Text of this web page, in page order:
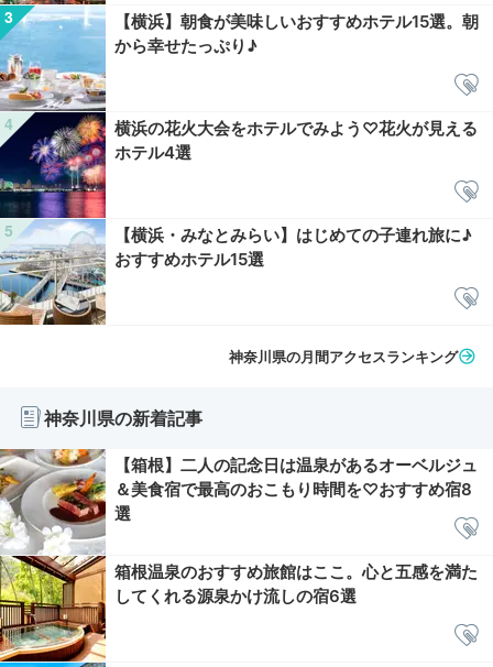
【横浜】朝食が美味しいおすすめホテル15選。朝
から幸せたっぷり♪
横浜の花火大会をホテルでみよう♡花火が見える
ホテル4選
【横浜・みなとみらい】はじめての子連れ旅に♪
おすすめホテル15選
神奈川県の月間アクセスランキング
神奈川県の新着記事
【箱根】二人の記念日は温泉があるオーベルジュ
＆美食宿で最高のおこもり時間を♡おすすめ宿8
選
箱根温泉のおすすめ旅館はここ。心と五感を満た
してくれる源泉かけ流しの宿6選